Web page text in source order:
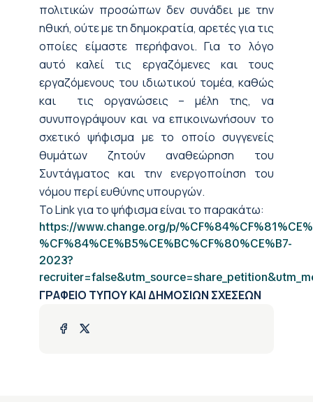
πολιτικών προσώπων δεν συνάδει με την
ηθική, ούτε με τη δημοκρατία, αρετές για τις
οποίες είμαστε περήφανοι. Για το λόγο
αυτό καλεί τις εργαζόμενες και τους
εργαζόμενους του ιδιωτικού τομέα, καθώς
και τις οργανώσεις – μέλη της, να
συνυπογράψουν και να επικοινωνήσουν το
σχετικόψήφισμα με το οποίο συγγενείς
θυμάτων ζητούν αναθεώρηση του
Συντάγματος και την ενεργοποίηση του
νόμου περί ευθύνης υπουργών.
ΤοLinkγια το ψήφισμα είναι το παρακάτω:
https://www.change.org/p/
%CF%84%CE%B5%CE%BC%CF%80%CE%B7-
2023?
ΓΡΑΦΕΙΟ ΤΥΠΟΥ ΚΑΙ ΔΗΜΟΣΙΩΝ ΣΧΕΣΕΩΝ